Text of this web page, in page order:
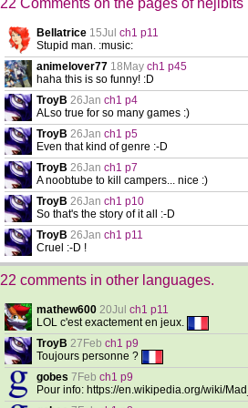
22 Comments on the pages of hejibits
Bellatrice 15Jul ch1 p11
Stupid man. :music:
animelover77 18May ch1 p45
haha this is so funny! :D
TroyB 26Jan ch1 p4
ALso true for so many games :)
TroyB 26Jan ch1 p5
Even that kind of genre :-D
TroyB 26Jan ch1 p7
A noobtube to kill campers... nice :)
TroyB 26Jan ch1 p10
So that's the story of it all :-D
TroyB 26Jan ch1 p11
Cruel :-D !
22 comments in other languages.
mathew600 20Jul ch1 p11
LOL c'est exactement en jeux.
TroyB 27Feb ch1 p9
Toujours personne ?
gobes 7Feb ch1 p9
Pour info: https://en.wikipedia.org/wiki/